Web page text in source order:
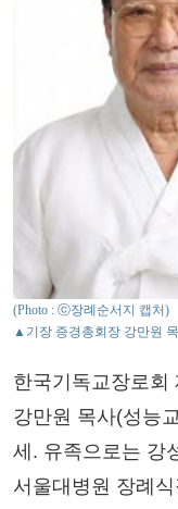
(Photo : ⓒ장례순서지 캡처)
▲기장 증경총회장 강만원
한국기독교장로회
강만원 목사(성능
세. 유족으로는 강
서울대병원 장례